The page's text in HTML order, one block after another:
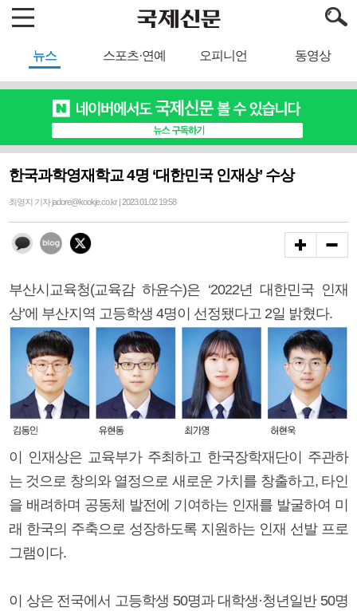
뉴스 스포츠·연예 오피니언 동영상
한국과학영재학교 4명 ‘대한민국 인재상’ 수상
최영지 기자 jadore@kookje.co.kr | 2023.01.02 19:58
부산시교육청(교육감 하윤수)은 ‘2022년 대한민국 인재
상’에 부산지역 고등학생 4명이 선정됐다고 2일 밝혔다.
이 인재상은 교육부가 주최하고 한국장학재단이 주관하
는 것으로 창의와 열정으로 새로운 가치를 창출하고, 타인
을 배려하며 공동체 발전에 기여하는 인재를 발굴하여 미
래 한국의 주축으로 성장하도록 지원하는 인재 선발 프로
그램이다.
이 상은 전국에서 고등학생 50명과 대학생·청년일반 50명